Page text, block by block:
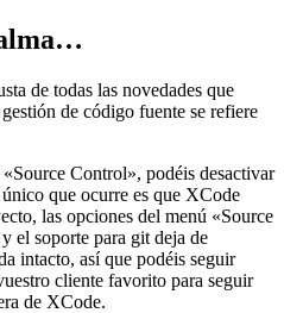
de todas las novedades que
de código fuente se refiere
Control», podéis desactivar
que ocurre es que XCode
las opciones del menú «Source
el soporte para git deja de
intacto, así que podéis seguir
cliente favorito para seguir
de XCode.